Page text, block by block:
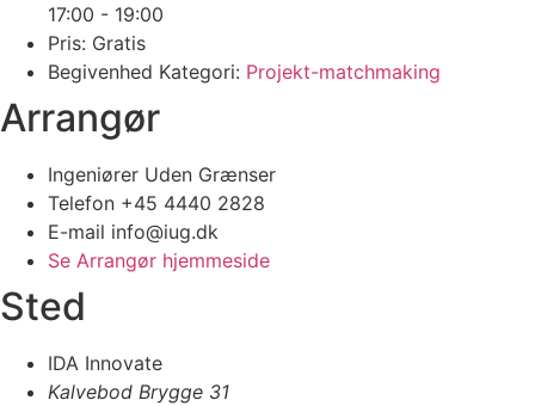
17:00 - 19:00
Pris: Gratis
Begivenhed Kategori: Projekt-matchmaking
Arrangør
Ingeniører Uden Grænser
Telefon +45 4440 2828
E-mail info@iug.dk
Se Arrangør hjemmeside
Sted
IDA Innovate
Kalvebod Brygge 31